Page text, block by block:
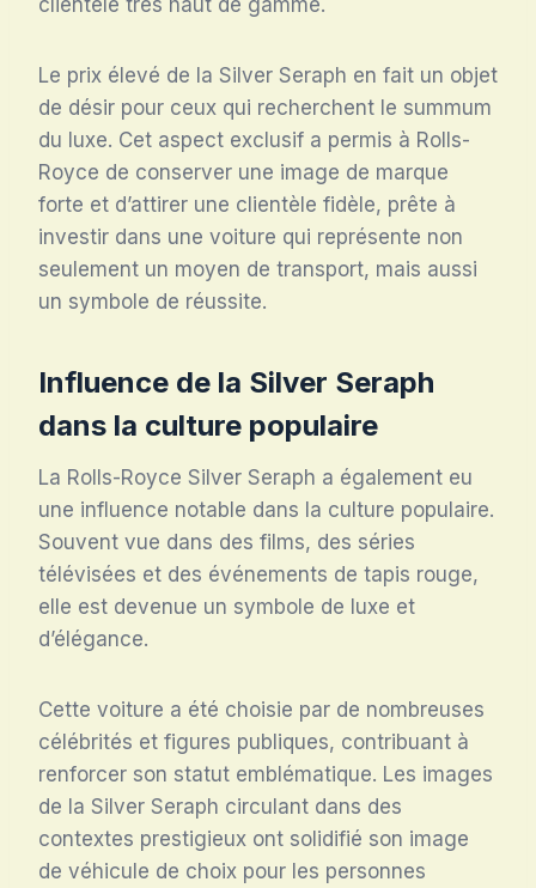
Le prix élevé de la Silver Seraph en fait un objet
de désir pour ceux qui recherchent le summum
du luxe. Cet aspect exclusif a permis à Rolls-
Royce de conserver une image de marque
forte et d’attirer une clientèle fidèle, prête à
investir dans une voiture qui représente non
seulement un moyen de transport, mais aussi
un symbole de réussite.
Influence de la Silver Seraph
dans la culture populaire
La Rolls-Royce Silver Seraph a également eu
une influence notable dans la culture populaire.
Souvent vue dans des films, des séries
télévisées et des événements de tapis rouge,
elle est devenue un symbole de luxe et
d’élégance.
Cette voiture a été choisie par de nombreuses
célébrités et figures publiques, contribuant à
renforcer son statut emblématique. Les images
de la Silver Seraph circulant dans des
contextes prestigieux ont solidifié son image
de véhicule de choix pour les personnes